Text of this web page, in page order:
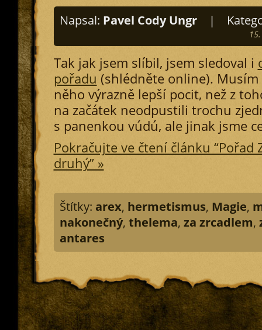
Napsal: Pavel Cody Ungr |
Tak jak jsem slíbil, jsem sledoval i
pořadu (shlédněte online). Musím
něho výrazně lepší pocit, než z
na začátek neodpustili trochu
s panenkou vúdú, ale jinak jsme
Pokračujte ve čtení článku “Pořad
druhý” »
Štítky: arex, hermetismus, Magie,
nakonečný, thelema, za zrcadlem,
antares